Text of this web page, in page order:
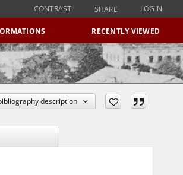
CONTRAST SHARE LOGIN
RECENTLY VIEWED
description